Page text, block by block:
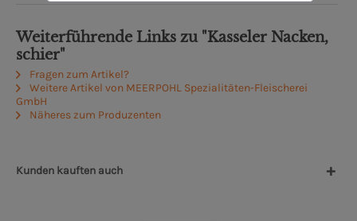
Weiterführende Links zu "Kasseler Nacken,
schier"
Fragen zum Artikel?
Weitere Artikel von MEERPOHL Spezialitäten-Fleischerei
GmbH
Näheres zum Produzenten
Kunden kauften auch